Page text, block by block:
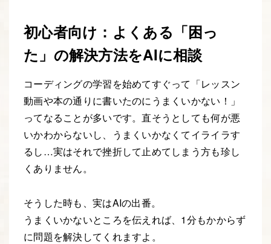
初心者向け：よくある「困っ
た」の解決方法をAIに相談
コーディングの学習を始めてすぐって「レッスン
動画や本の通りに書いたのにうまくいかない！」
ってなることが多いです。直そうとしても何が悪
いかわからないし、うまくいかなくてイライラす
るし…実はそれで挫折して止めてしまう方も珍し
くありません。
そうした時も、実はAIの出番。
うまくいかないところを伝えれば、1分もかからず
に問題を解決してくれますよ。